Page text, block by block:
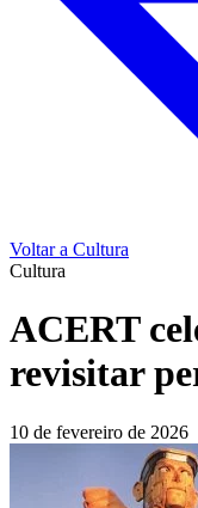
Voltar a Cultura
Cultura
ACERT
revisitar
10 de fevereiro de 2026